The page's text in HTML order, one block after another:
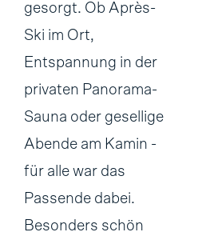
gesorgt. Ob Après-
Ski im Ort,
Entspannung in der
privaten Panorama-
Sauna oder gesellige
Abende am Kamin -
für alle war das
Passende dabei.
Besonders schön